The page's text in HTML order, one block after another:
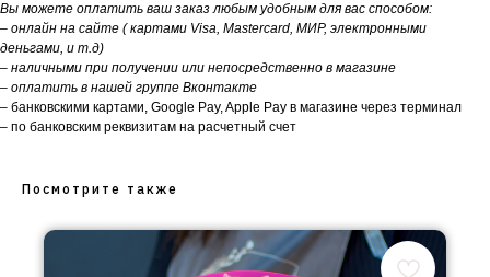
Вы можете оплатить ваш заказ любым удобным для вас способом:
– онлайн на сайте ( картами Visa, Mastercard, МИР, электронными
деньгами, и т.д)
– наличными при получении или непосредственно в магазине
– оплатить в нашей группе Вконтакте
– банковскими картами, Google Pay, Apple Pay в магазине через терминал
– по банковским реквизитам на расчетный счет
Посмотрите также